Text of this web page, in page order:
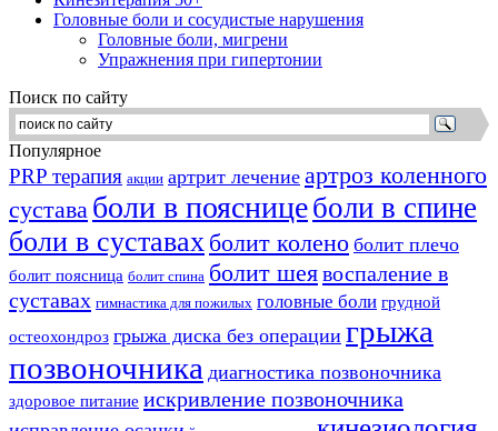
Головные боли и сосудистые нарушения
Головные боли, мигрени
Упражнения при гипертонии
Поиск по сайту
Популярное
PRP терапия акции артрит лечение артроз коленного
сустава боли в поясницеболи в спине
боли в суставах болит колено болит плечо
болит поясница болит спина болит шеявоспаление в
суставах гимнастика для пожилых головные боли грудной
остеохондроз грыжа диска без операции грыжа
позвоночника диагностика позвоночника
здоровое питание искривление позвоночника